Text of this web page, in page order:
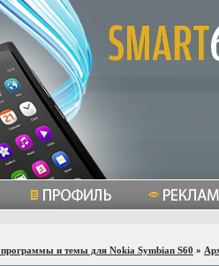
и темы для Nokia Symbian S60 »